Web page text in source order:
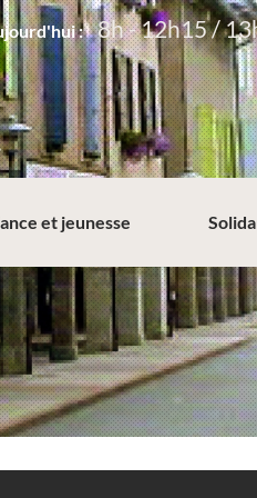
: 8h - 12h15 /
et jeunesse